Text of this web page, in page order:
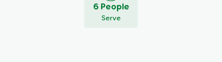
6 People
Serve